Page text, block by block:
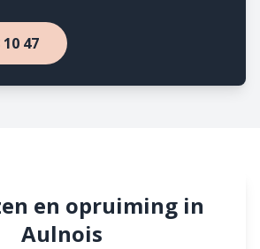
47
en opruiming in
Aulnois